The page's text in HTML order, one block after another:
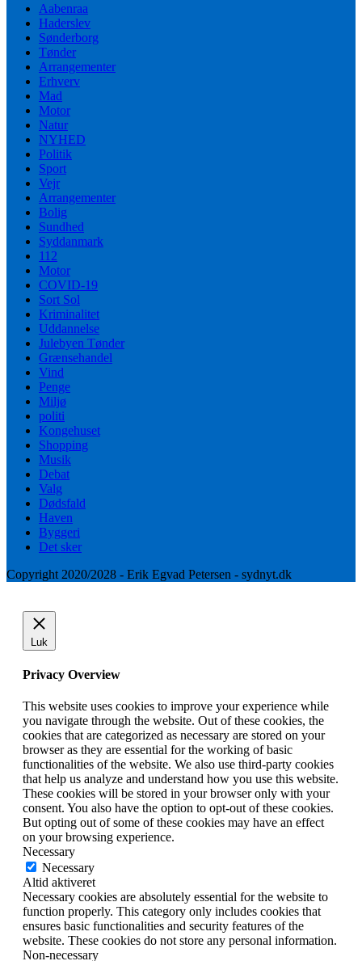
Aabenraa
Haderslev
Sønderborg
Tønder
Arrangementer
Erhverv
Mad
Motor
Natur
NYHED
Politik
Sport
Vejr
Arrangementer
Bolig
Sundhed
Syddanmark
112
Motor
COVID-19
Sort Sol
Kriminalitet
Uddannelse
Julebyen Tønder
Grænsehandel
Vind
Penge
Miljø
politi
Kongehuset
Shopping
Musik
Debat
Valg
Dødsfald
Haven
Byggeri
Det sker
Copyright 2020/2028 - Erik Egvad Petersen - sydnyt.dk
Luk
Privacy Overview
This website uses cookies to improve your experience while
you navigate through the website. Out of these cookies, the
cookies that are categorized as necessary are stored on your
browser as they are essential for the working of basic
functionalities of the website. We also use third-party cookies
that help us analyze and understand how you use this website.
These cookies will be stored in your browser only with your
consent. You also have the option to opt-out of these cookies.
But opting out of some of these cookies may have an effect
on your browsing experience.
Necessary
Necessary
Altid aktiveret
Necessary cookies are absolutely essential for the website to
function properly. This category only includes cookies that
ensures basic functionalities and security features of the
website. These cookies do not store any personal information.
Non-necessary